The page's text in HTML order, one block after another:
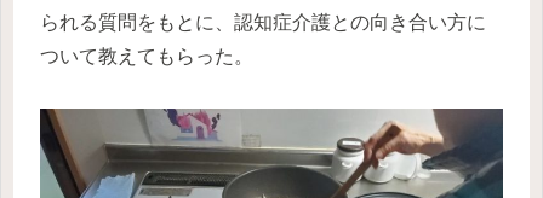
られる質問をもとに、認知症介護との向き合い方に
ついて教えてもらった。